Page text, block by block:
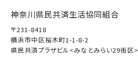
神奈川県民共済生活協同組合
〒231-8418
横浜市中区桜木町1-1-8-2
県民共済プラザビル<みなとみらい29街区>